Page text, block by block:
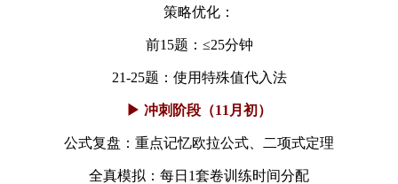
策略优化：
前15题：≤25分钟
21-25题：使用特殊值代入法
▶ 冲刺阶段（11月初）
公式复盘：重点记忆欧拉公式、二项式定理
全真模拟：每日1套卷训练时间分配